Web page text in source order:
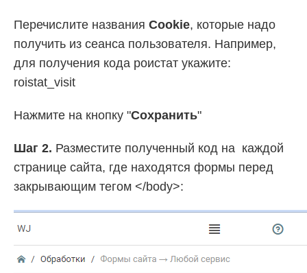
Перечислите названия Cookie, которые надо
получить из сеанса пользователя. Например,
для получения кода роистат укажите:
roistat_visit
Нажмите на кнопку "Сохранить"
Шаг 2. Разместите полученный код на каждой
странице сайта, где находятся формы перед
закрывающим тегом </body>: